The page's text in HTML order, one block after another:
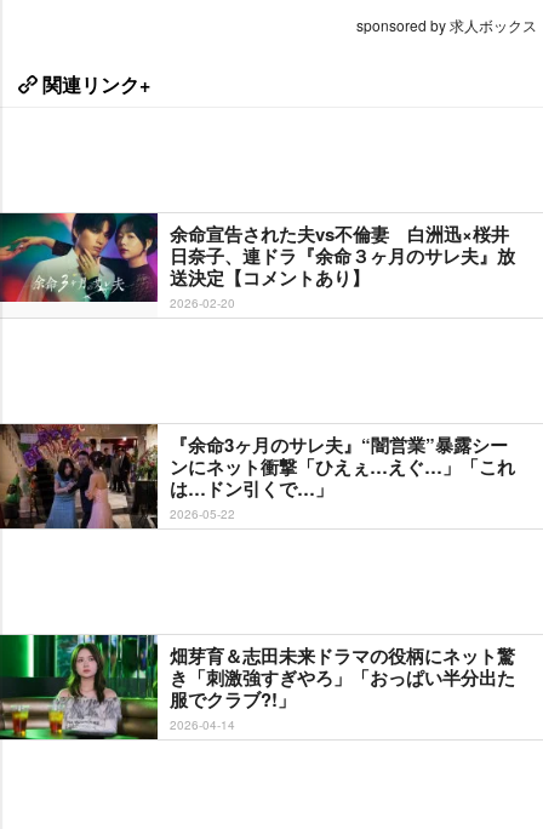
sponsored by 求人ボックス
関連リンク+
余命宣告された夫vs不倫妻 白洲迅×桜井
日奈子、連ドラ『余命３ヶ月のサレ夫』放
送決定【コメントあり】
2026-02-20
『余命3ヶ月のサレ夫』“闇営業”暴露シー
ンにネット衝撃「ひえぇ…えぐ…」「これ
は…ドン引くで…」
2026-05-22
畑芽育＆志田未来ドラマの役柄にネット驚
き「刺激強すぎやろ」「おっぱい半分出た
服でクラブ?!」
2026-04-14